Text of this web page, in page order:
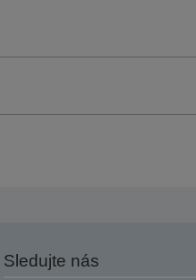
Sledujte nás